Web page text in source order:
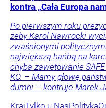
kontra „Cała Europa
Po pierwszym roku
żeby Karol Nawrocki
zwaśnionymi
największą hańbą na
chyba zawetowanie
KO. – Mamy głowę
dumni – kontruje Marek
KrajTylko u NasPolityka